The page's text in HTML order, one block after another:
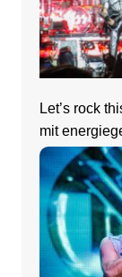
Let’s rock
mit
Rhein-